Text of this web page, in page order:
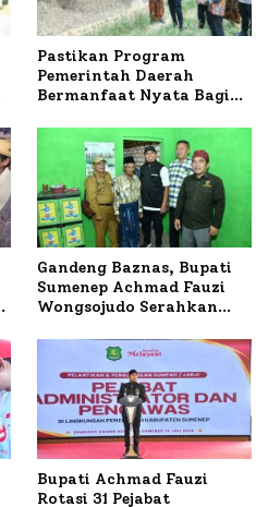
Pastikan Program
Pemerintah Daerah
Bermanfaat Nyata Bagi
Sumenep Tinjau Langsung
Budidaya Lele dan Ayam
Petelur di Desa Bataal
Timur
Gandeng Baznas, Bupati
Sumenep Achmad Fauzi
Wongsojudo Serahkan
Dua Kecamatan
Bupati Achmad Fauzi
Rotasi 31 Pejabat